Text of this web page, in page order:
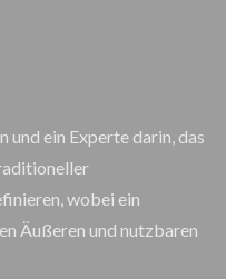
ein Experte darin, das
wobei ein
Äußeren und nutzbaren